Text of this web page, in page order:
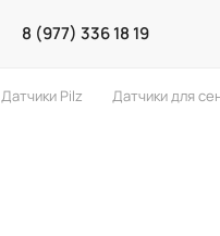
8 (977) 336 18 19
Датчики Pilz Датчики для